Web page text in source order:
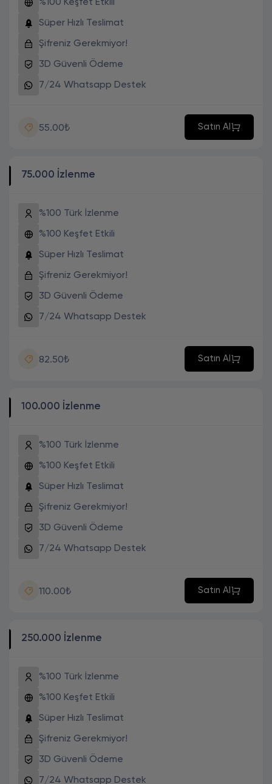
%100 Keşfet Etkili
Süper Hızlı Teslimat
Şifreniz Gerekmiyor!
3D Güvenli Ödeme
7/24 Whatsapp Destek
55.00₺ Satın Al
75.000 İzlenme
%100 Türk İzlenme
%100 Keşfet Etkili
Süper Hızlı Teslimat
Şifreniz Gerekmiyor!
3D Güvenli Ödeme
7/24 Whatsapp Destek
82.50₺ Satın Al
100.000 İzlenme
%100 Türk İzlenme
%100 Keşfet Etkili
Süper Hızlı Teslimat
Şifreniz Gerekmiyor!
3D Güvenli Ödeme
7/24 Whatsapp Destek
110.00₺ Satın Al
250.000 İzlenme
%100 Türk İzlenme
%100 Keşfet Etkili
Süper Hızlı Teslimat
Şifreniz Gerekmiyor!
3D Güvenli Ödeme
7/24 Whatsapp Destek